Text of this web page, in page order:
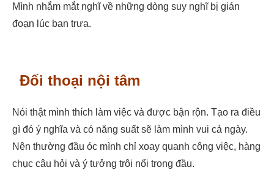
Mình nhắm mắt nghĩ về những dòng suy nghĩ bị gián
đoạn lúc ban trưa.
Đối thoại nội tâm
Nói thật mình thích làm việc và được bận rộn. Tạo ra điều
gì đó ý nghĩa và có năng suất sẽ làm mình vui cả ngày.
Nên thường đầu óc mình chỉ xoay quanh công việc, hàng
chục câu hỏi và ý tưởng trôi nổi trong đầu.